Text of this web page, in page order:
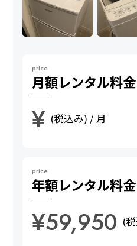
price
月額レンタル料金
¥ (税込み) / 月
price
年額レンタル料金
¥59,950 (